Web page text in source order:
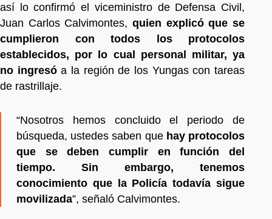
así lo confirmó el viceministro de Defensa Civil,
Juan Carlos Calvimontes, quien explicó que se
cumplieron con todos los protocolos
establecidos, por lo cual personal militar, ya
no ingresóa la región de los Yungas con tareas
de rastrillaje.
“Nosotros hemos concluido el periodo de
búsqueda, ustedes saben que hay protocolos
que se deben cumplir en función del
tiempo. Sin embargo, tenemos
conocimiento que la Policía todavía sigue
movilizada”, señaló Calvimontes.